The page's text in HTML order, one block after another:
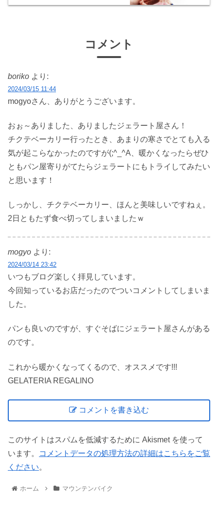
コメント
boriko より:
2024/03/15 11:44
mogyoさん、ありがとうございます。
おぉ～ありました、ありましたジェラート屋さん！
チクテベーカリー行ったとき、あまりの寒さでとても入る
気が起こらなかったのですが(;^_^A、暖かくなったらぜひ
ともパン屋寄りがてたらジェラートにもトライしてみたい
と思います！
しっかし、チクテベーカリー、ほんと美味しいですねぇ。
2日ともたず食べ切ってしまいましたｗ
mogyo より:
2024/03/14 23:42
いつもブログ楽しく拝見しています。
今回知っているお店だったのでついコメントしてしまいま
した。
パンも良いのですが、すぐそばにジェラート屋さんがある
のです。
これから暖かくなってくるので、オススメです!!!
GELATERIA REGALINO
コメントを書き込む
このサイトはスパムを低減するために Akismet を使って
います。
コメントデータの処理方法の詳細はこちらをご覧
ください。
ホーム マウンテンバイク